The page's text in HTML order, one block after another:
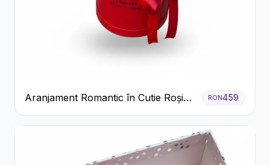
Aranjament Romantic în Cutie Roșie
cu Trandafiri și Crizanteme
RON459